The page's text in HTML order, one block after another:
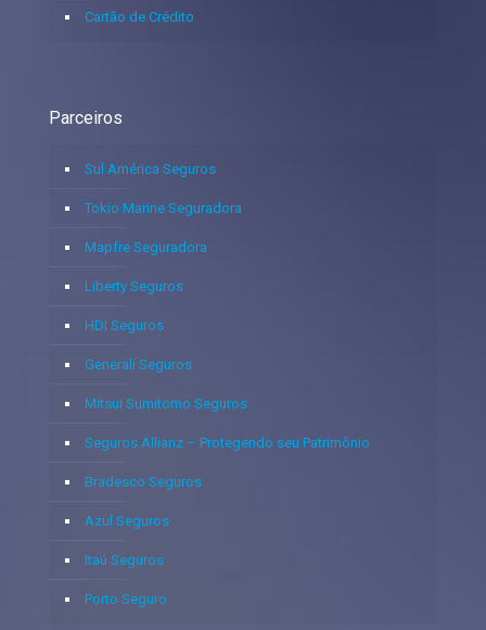
Cartão de Crédito
Parceiros
Sul América Seguros
Tokio Marine Seguradora
Mapfre Seguradora
Liberty Seguros
HDI Seguros
Generali Seguros
Mitsui Sumitomo Seguros
Seguros Allianz – Protegendo seu Patrimônio
Bradesco Seguros
Azul Seguros
Itaú Seguros
Porto Seguro